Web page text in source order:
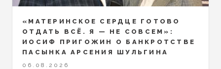
«МАТЕРИНСКОЕ СЕРДЦЕ ГОТОВО
ОТДАТЬ ВСЁ. Я — НЕ СОВСЕМ»:
ИОСИФ ПРИГОЖИН О БАНКРОТСТВЕ
ПАСЫНКА АРСЕНИЯ ШУЛЬГИНА
06.08.2026